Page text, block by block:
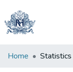
Communities
Home Statistics